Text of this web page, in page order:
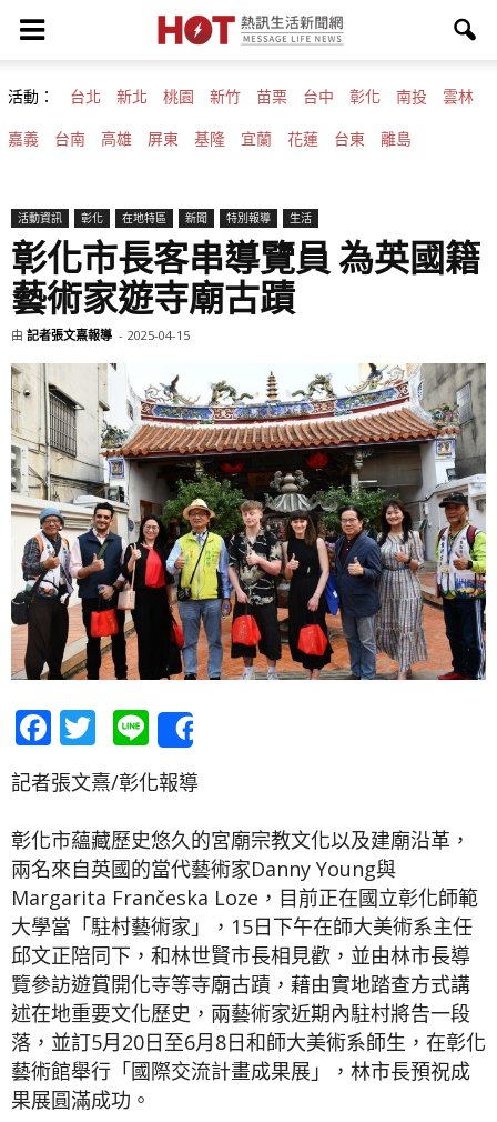
活動： 台北 新北 桃園 新竹 苗栗 台中 彰化 南投 雲林
嘉義 台南 高雄 屏東 基隆 宜蘭 花蓮 台東 離島
活動資訊 彰化 在地特區 新聞 特別報導 生活
彰化市長客串導覽員 為英國籍
藝術家遊寺廟古蹟
由 記者張文熹報導 - 2025-04-15
Facebook
Twitter
Line
記者張文熹/彰化報導
彰化市蘊藏歷史悠久的宮廟宗教文化以及建廟沿革，
兩名來自英國的當代藝術家Danny Young與
Margarita Frančeska Loze，目前正在國立彰化師範
大學當「駐村藝術家」，15日下午在師大美術系主任
邱文正陪同下，和林世賢市長相見歡，並由林市長導
覽參訪遊賞開化寺等寺廟古蹟，藉由實地踏查方式講
述在地重要文化歷史，兩藝術家近期內駐村將告一段
落，並訂5月20日至6月8日和師大美術系師生，在彰化
藝術館舉行「國際交流計畫成果展」，林市長預祝成
果展圓滿成功。